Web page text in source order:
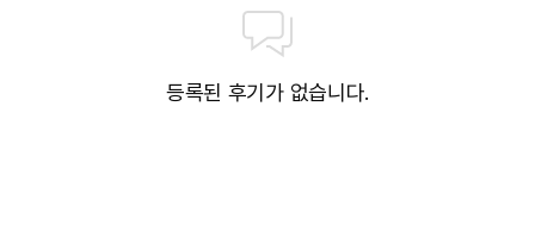
등록된 후기가 없습니다.